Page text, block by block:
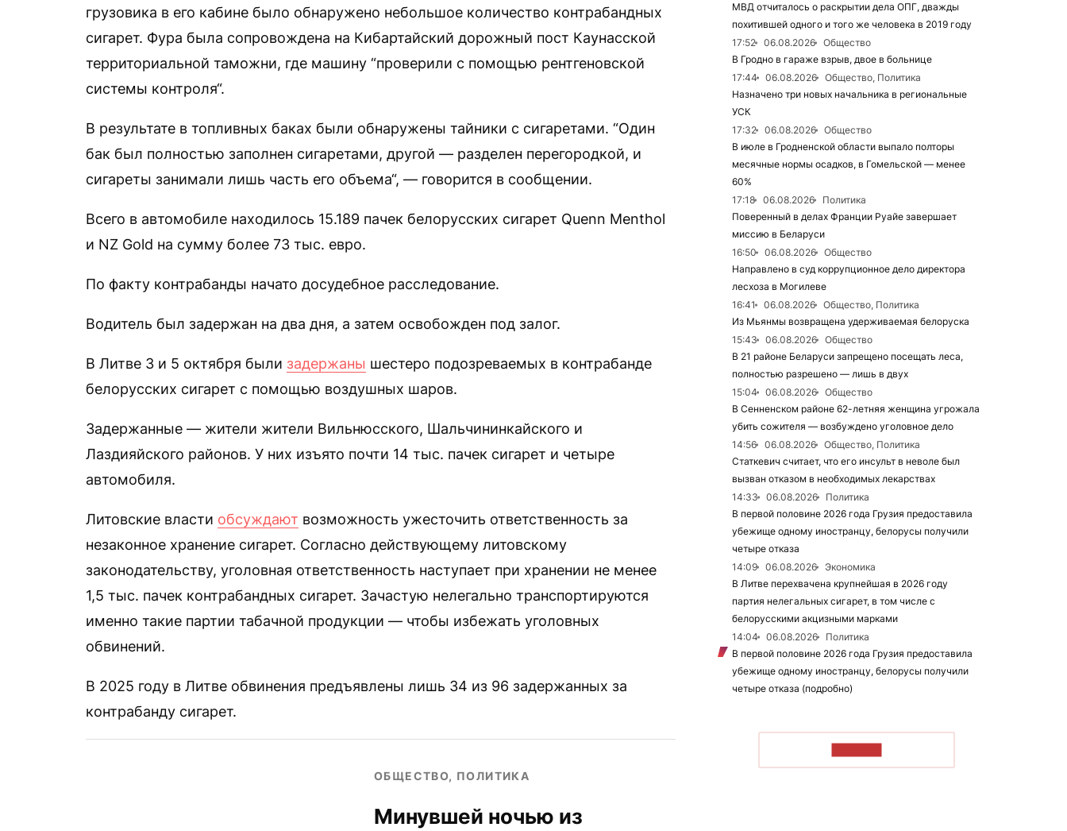
грузовика в его кабине было обнаружено небольшое количество контрабандных
сигарет. Фура была сопровождена на Кибартайский дорожный пост Каунасской
территориальной таможни, где машину “проверили с помощью рентгеновской
системы контроля“.
В результате в топливных баках были обнаружены тайники с сигаретами. “Один
бак был полностью заполнен сигаретами, другой — разделен перегородкой, и
сигареты занимали лишь часть его объема“, — говорится в сообщении.
Всего в автомобиле находилось 15.189 пачек белорусских сигарет Quenn Menthol
и NZ Gold на сумму более 73 тыс. евро.
По факту контрабанды начато досудебное расследование.
Водитель был задержан на два дня, а затем освобожден под залог.
В Литве 3 и 5 октября были задержаны шестеро подозреваемых в контрабанде
белорусских сигарет с помощью воздушных шаров.
Задержанные — жители жители Вильнюсского, Шальчининкайского и
Лаздияйского районов. У них изъято почти 14 тыс. пачек сигарет и четыре
автомобиля.
Литовские власти обсуждают возможность ужесточить ответственность за
незаконное хранение сигарет. Согласно действующему литовскому
законодательству, уголовная ответственность наступает при хранении не менее
1,5 тыс. пачек контрабандных сигарет. Зачастую нелегально транспортируются
именно такие партии табачной продукции — чтобы избежать уголовных
обвинений.
В 2025 году в Литве обвинения предъявлены лишь 34 из 96 задержанных за
контрабанду сигарет.
ОБЩЕСТВО, ПОЛИТИКА
Минувшей ночью из
МВД отчиталось о раскрытии дела ОПГ, дважды
похитившей одного и того же человека в 2019 году
17:52
06.08.2026
Общество
В Гродно в гараже взрыв, двое в больнице
17:44
06.08.2026
Общество, Политика
Назначено три новых начальника в региональные
УСК
17:32
06.08.2026
Общество
В июле в Гродненской области выпало полторы
месячные нормы осадков, в Гомельской — менее
60%
17:18
06.08.2026
Политика
Поверенный в делах Франции Руайе завершает
миссию в Беларуси
16:50
06.08.2026
Общество
Направлено в суд коррупционное дело директора
лесхоза в Могилеве
16:41
06.08.2026
Общество, Политика
Из Мьянмы возвращена удерживаемая белоруска
15:43
06.08.2026
Общество
В 21 районе Беларуси запрещено посещать леса,
полностью разрешено — лишь в двух
15:04
06.08.2026
Общество
В Сенненском районе 62-летняя женщина угрожала
убить сожителя — возбуждено уголовное дело
14:56
06.08.2026
Общество, Политика
Статкевич считает, что его инсульт в неволе был
вызван отказом в необходимых лекарствах
14:33
06.08.2026
Политика
В первой половине 2026 года Грузия предоставила
убежище одному иностранцу, белорусы получили
четыре отказа
14:09
06.08.2026
Экономика
В Литве перехвачена крупнейшая в 2026 году
партия нелегальных сигарет, в том числе с
белорусскими акцизными марками
14:04
06.08.2026
Политика
В первой половине 2026 года Грузия предоставила
убежище одному иностранцу, белорусы получили
четыре отказа (подробно)